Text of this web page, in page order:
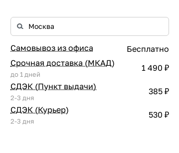
Самовывоз из офиса
Бесплатно
Срочная доставка (МКАД)
до 1 дней
1 490 ₽
СДЭК (Пункт выдачи)
2-3 дня
385 ₽
СДЭК (Курьер)
2-3 дня
530 ₽